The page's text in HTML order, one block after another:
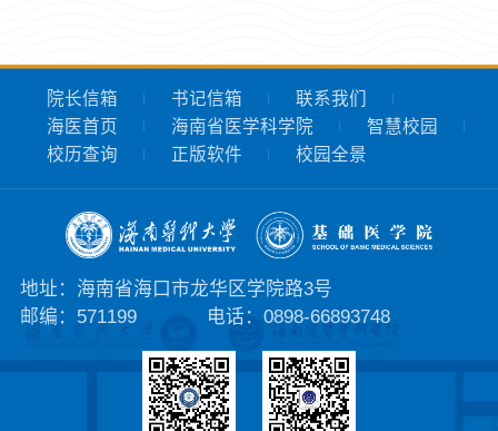
院长信箱 书记信箱
联系我们
海医首页
海南省医学科学院
智慧校园
校历查询
正版软件 校园全景
地址：海南省海口市龙华区学院路3号
邮编：571199
电话：0898-66893748